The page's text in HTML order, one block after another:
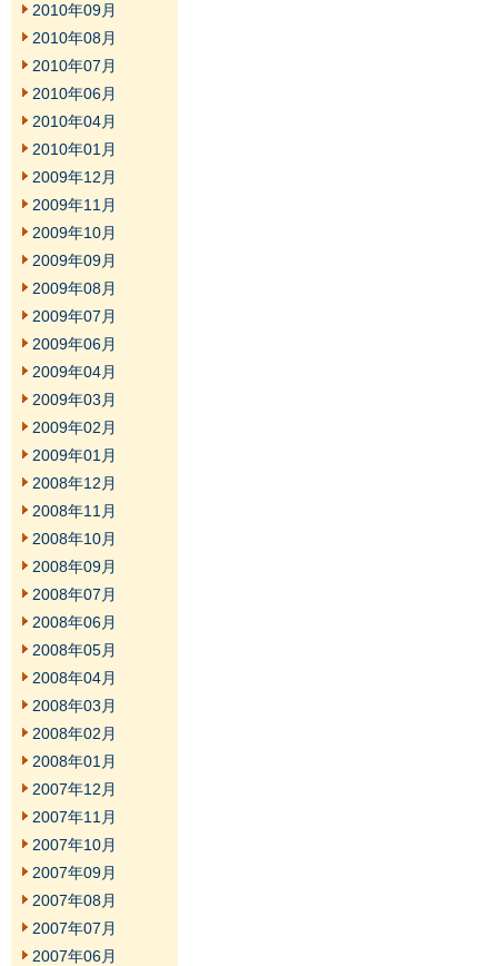
2010年09月
2010年08月
2010年07月
2010年06月
2010年04月
2010年01月
2009年12月
2009年11月
2009年10月
2009年09月
2009年08月
2009年07月
2009年06月
2009年04月
2009年03月
2009年02月
2009年01月
2008年12月
2008年11月
2008年10月
2008年09月
2008年07月
2008年06月
2008年05月
2008年04月
2008年03月
2008年02月
2008年01月
2007年12月
2007年11月
2007年10月
2007年09月
2007年08月
2007年07月
2007年06月